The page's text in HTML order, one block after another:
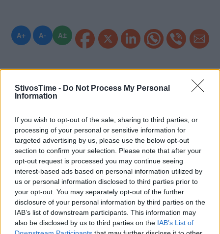
StivosTime - Do Not Process My Personal
Information
If you wish to opt-out of the sale, sharing to third parties, or
processing of your personal or sensitive information for
targeted advertising by us, please use the below opt-out
section to confirm your selection. Please note that after your
opt-out request is processed you may continue seeing
interest-based ads based on personal information utilized by
us or personal information disclosed to third parties prior to
your opt-out. You may separately opt-out of the further
disclosure of your personal information by third parties on the
IAB’s list of downstream participants. This information may
also be disclosed by us to third parties on the IAB’s List of
A+ A- A±
Εγγραφείτε στο Stivostime των